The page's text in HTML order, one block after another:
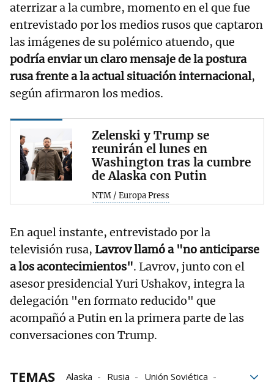
aterrizar a la cumbre, momento en el que fue
entrevistado por los medios rusos que captaron
las imágenes de su polémico atuendo, que
podría enviar un claro mensaje de la postura
rusa frente a la actual situación internacional,
según afirmaron los medios.
Zelenski y Trump se
reunirán el lunes en
Washington tras la cumbre
de Alaska con Putin
NTM / Europa Press
En aquel instante, entrevistado por la
televisión rusa, Lavrov llamó a "no anticiparse
a los acontecimientos". Lavrov, junto con el
asesor presidencial Yuri Ushakov, integra la
delegación "en formato reducido" que
acompañó a Putin en la primera parte de las
conversaciones con Trump.
TEMAS Alaska Rusia
Unión Soviética